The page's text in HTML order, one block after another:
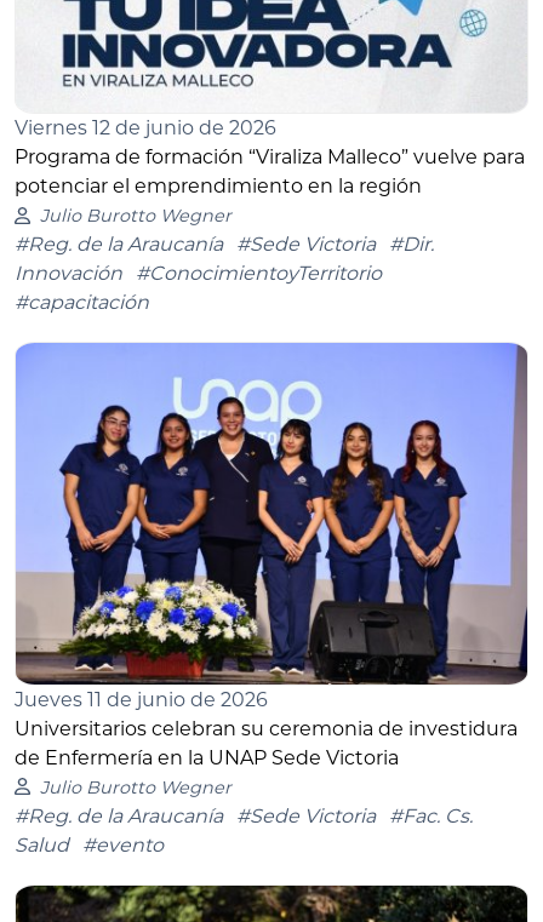
Viernes 12 de junio de 2026
Programa de formación “Viraliza Malleco” vuelve para
potenciar el emprendimiento en la región
Julio Burotto Wegner
#Reg. de la Araucanía #Sede Victoria
#Dir.
Innovación
#ConocimientoyTerritorio
#capacitación
Jueves 11 de junio de 2026
Universitarios celebran su ceremonia de investidura
de Enfermería en la UNAP Sede Victoria
Julio Burotto Wegner
#Reg. de la Araucanía #Sede Victoria
#Fac. Cs.
Salud
#evento